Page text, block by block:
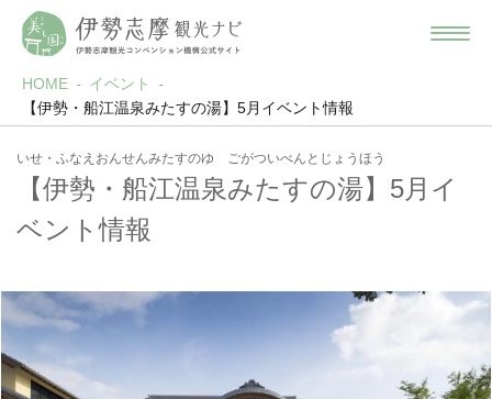
HOME
イベント
【伊勢・船江温泉みたすの湯】5月イベント情報
いせ・ふなえおんせんみたすのゆ ごがついべんとじょうほう
【伊勢・船江温泉みたすの湯】5月イ
ベント情報